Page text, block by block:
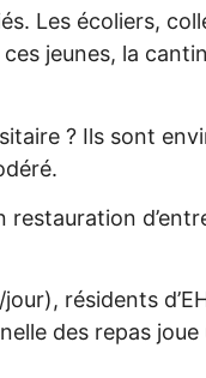
Les écoliers,
jeunes, la
? Ils sont
résidents
des repas